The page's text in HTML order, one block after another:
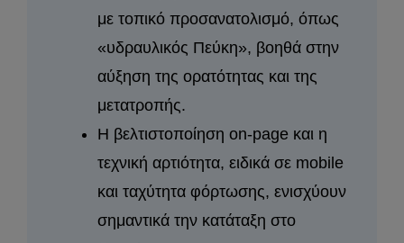
με τοπικό προσανατολισμό, όπως
«υδραυλικός Πεύκη», βοηθά στην
αύξηση της ορατότητας και της
μετατροπής.
Η βελτιστοποίηση on-page και η
τεχνική αρτιότητα, ειδικά σε mobile
και ταχύτητα φόρτωσης, ενισχύουν
σημαντικά την κατάταξη στο